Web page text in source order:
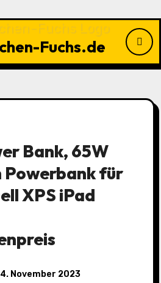
Fuchs.de
Bank, 65W
für
XPS iPad
November 2023